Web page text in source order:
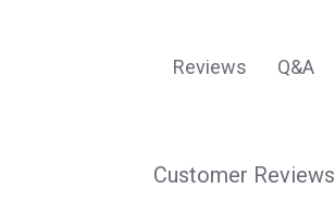
Reviews Q&A
Customer Reviews